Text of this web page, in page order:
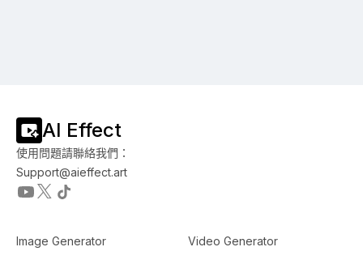
AI Effect
使用問題請聯絡我們：
Support@aieffect.art
Image Generator Video Generator